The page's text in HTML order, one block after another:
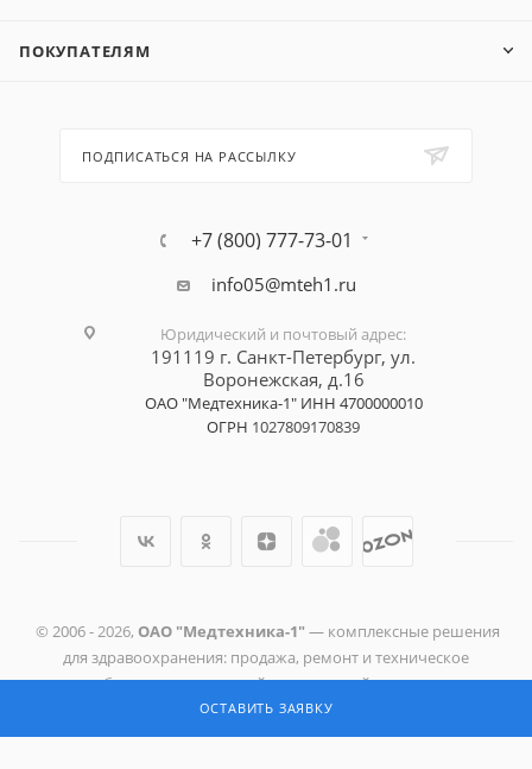
ОСТАВИТЬ ЗАЯВКУ
ПОКУПАТЕЛЯМ
ПОДПИСАТЬСЯ НА РАССЫЛКУ
+7 (800) 777-73-01
info05@mteh1.ru
Юридический и почтовый адрес:
191119 г. Санкт-Петербург, ул.
Воронежская, д.16
ОАО "Медтехника-1" ИНН 4700000010
ОГРН 1027809170839
© 2006 -2026, ОАО "Медтехника-1"— комплексные решения
для здравоохранения: продажа, ремонт и техническое
обслуживание изделий медицинской техники.